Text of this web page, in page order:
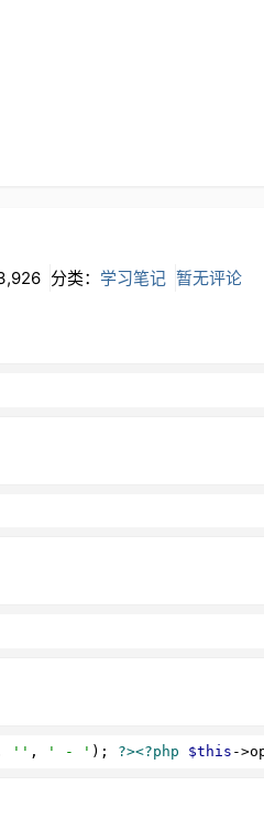
分类： 学习笔记 暂无评论
'' , ' - ' ); ?><?php $this -